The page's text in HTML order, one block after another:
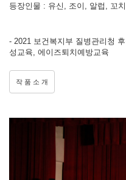
등장인물 : 유신, 조이, 알럽, 꼬
- 2021 보건복지부 질병관리청
성교육, 에이즈퇴치예방교육
작 품 소 개